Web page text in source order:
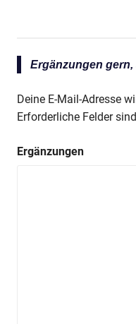
Ergänzungen
Deine E-Mail-Adresse
Erforderliche Felder
Ergänzungen